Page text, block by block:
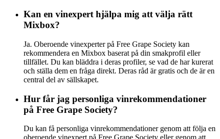
Kan en vinexpert hjälpa mig att välja rätt
Mixbox?
Ja. Oberoende vinexperter på Free Grape Society kan
rekommendera en Mixbox baserat på din smakprofil eller
tillfället. Du kan bläddra i deras profiler, se vad de har kurerat
och ställa dem en fråga direkt. Deras råd är gratis och de är en
central del av sällskapet.
Hur får jag personliga vinrekommendationer
på Free Grape Society?
Du kan få personliga vinrekommendationer genom att följa en